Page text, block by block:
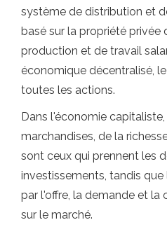
système de distribution et
basé sur la propriété privée
production et de travail
économique décentralisé,
toutes les actions.
Dans l'économie
marchandises, de la
sont ceux qui prennent les
investissements, tandis
par l'offre, la demande et
sur le marché.